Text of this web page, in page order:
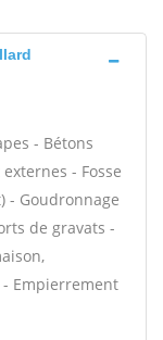
- Bétons
- Fosse
- Goudronnage
de gravats -
Empierrement